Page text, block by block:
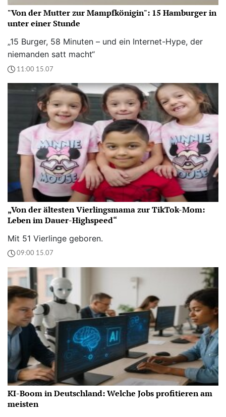
"Von der Mutter zur Mampfkönigin": 15 Hamburger in
unter einer Stunde
„15 Burger, 58 Minuten – und ein Internet-Hype, der
niemanden satt macht“
11:00 15.07
„Von der ältesten Vierlingsmama zur TikTok-Mom:
Leben im Dauer-Highspeed“
Mit 51 Vierlinge geboren.
09:00 15.07
KI-Boom in Deutschland: Welche Jobs profitieren am
meisten